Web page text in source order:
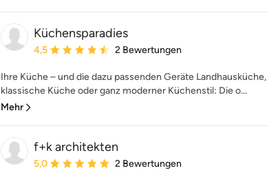
Küchensparadies
Durchschnittliche Bewertung: 4.5 von 5 Sternen
4,5 2 Bewertungen
Ihre Küche – und die dazu passenden Geräte Landhausküche,
klassische Küche oder ganz moderner Küchenstil: Die o...
Mehr
f+k architekten
Durchschnittliche Bewertung: 5 von 5 Sternen
5,0 2 Bewertungen